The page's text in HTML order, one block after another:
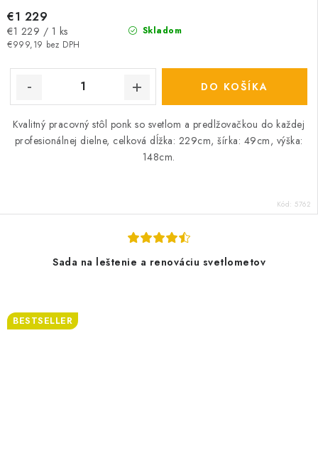
Skladom
€999,19 bez DPH
€1 229
Jednotková
cena:
€1 229 / 1 ks
DO KOŠÍKA
Kvalitný pracovný stôl ponk so svetlom a predlžovačkou do každej
profesionálnej dielne, celková dĺžka: 229cm, šírka: 49cm, výška:
148cm.
Kód: 5762
Sada na leštenie a renováciu svetlometov
BESTSELLER